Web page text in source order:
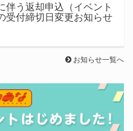
伴う返却申込（イベント
受付締切日変更お知らせ
お知らせ一覧へ